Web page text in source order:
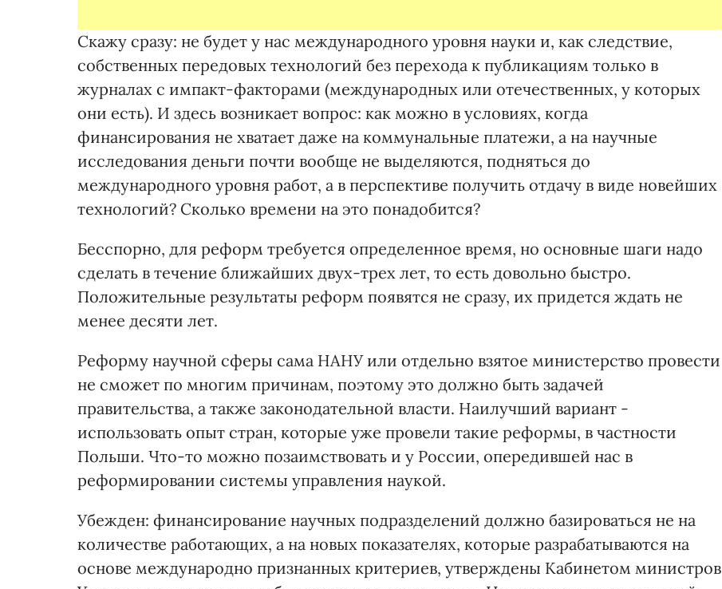
Скажу сразу: не будет у нас международного уровня науки и, как следствие,
собственных передовых технологий без перехода к публикациям только в
журналах с импакт-факторами (международных или отечественных, у которых
они есть). И здесь возникает вопрос: как можно в условиях, когда
финансирования не хватает даже на коммунальные платежи, а на научные
исследования деньги почти вообще не выделяются, подняться до
международного уровня работ, а в перспективе получить отдачу в виде новейших
технологий? Сколько времени на это понадобится?
Бесспорно, для реформ требуется определенное время, но основные шаги надо
сделать в течение ближайших двух-трех лет, то есть довольно быстро.
Положительные результаты реформ появятся не сразу, их придется ждать не
менее десяти лет.
Реформу научной сферы сама НАНУ или отдельно взятое министерство провести
не сможет по многим причинам, поэтому это должно быть задачей
правительства, а также законодательной власти. Наилучший вариант -
использовать опыт стран, которые уже провели такие реформы, в частности
Польши. Что-то можно позаимствовать и у России, опередившей нас в
реформировании системы управления наукой.
Убежден: финансирование научных подразделений должно базироваться не на
количестве работающих, а на новых показателях, которые разрабатываются на
основе международно признанных критериев, утверждены Кабинетом министров